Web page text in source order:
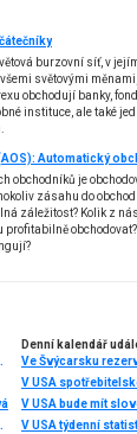
burzovní síť, v
světovými
obchodují banky,
instituce, ale také
obchodníků je
zásahu do
záležitost? Kolik z
profitabilně
ve VIP zóně ZDARMA
na indexech a zlatě
Denní kalendář
Ve Švýcarsku
V USA
V USA bude mít
V USA týdenní